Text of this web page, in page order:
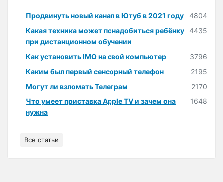
Продвинуть новый канал в Ютуб в 2021 году
4804
Какая техника может понадобиться ребёнку
при дистанционном обучении
4435
Как установить IMO на свой компьютер
3796
Каким был первый сенсорный телефон
2195
Могут ли взломать Телеграм
2170
Что умеет приставка Apple TV и зачем она
нужна
1648
Все статьи